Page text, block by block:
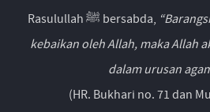
Rasulullah ﷺ bersabda,
kebaikan oleh Allah, maka Allah
dalam urusan
(HR. Bukhari no. 71 dan